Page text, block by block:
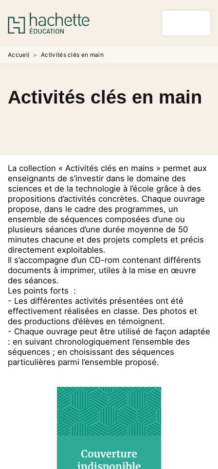
MENU RECHERCHE
PIED DE PAGE
Accueil > Activités clés en main
Activités clés en main
La collection « Activités clés en mains » permet aux
enseignants de s’investir dans le domaine des
sciences et de la technologie à l’école grâce à des
propositions d’activités concrètes. Chaque ouvrage
propose, dans le cadre des programmes, un
ensemble de séquences composées d’une ou
plusieurs séances d’une durée moyenne de 50
minutes chacune et des projets complets et précis
directement exploitables.
Il s’accompagne d’un CD-rom contenant différents
documents à imprimer, utiles à la mise en œuvre
des séances.
Les points forts :
- Les différentes activités présentées ont été
effectivement réalisées en classe. Des photos et
des productions d’élèves en témoignent.
- Chaque ouvrage peut être utilisé de façon adaptée
: en suivant chronologiquement l’ensemble des
séquences ; en choisissant des séquences
particulières parmi l’ensemble proposé.